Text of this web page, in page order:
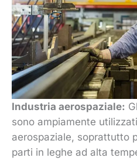
Industria aerospaziale:
sono ampiamente
aerospaziale, soprattutto
parti in leghe ad alta